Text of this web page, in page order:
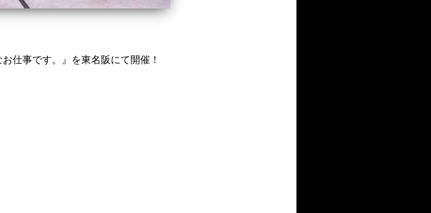
仕事です。』を東名阪にて開催！